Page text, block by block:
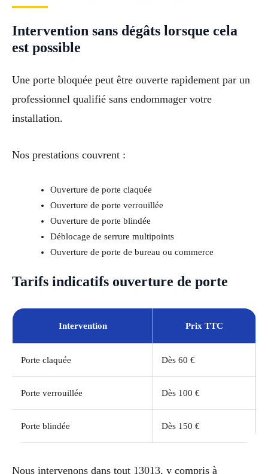
Intervention sans dégâts lorsque cela
est possible
Une porte bloquée peut être ouverte rapidement par un
professionnel qualifié sans endommager votre
installation.
Nos prestations couvrent :
Ouverture de porte claquée
Ouverture de porte verrouillée
Ouverture de porte blindée
Déblocage de serrure multipoints
Ouverture de porte de bureau ou commerce
Tarifs indicatifs ouverture de porte
Intervention Prix TTC
Porte claquée Dès 60 €
Porte verrouillée Dès 100 €
Porte blindée Dès 150 €
Nous intervenons dans tout 13013, y compris à